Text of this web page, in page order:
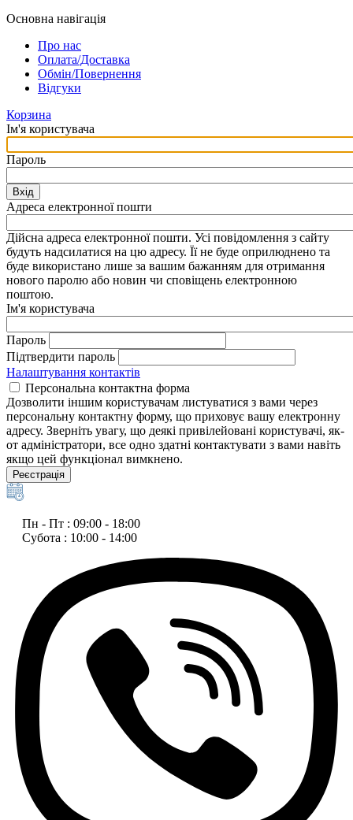
Основна навігація
Про нас
Оплата/Доставка
Обмін/Повернення
Відгуки
Корзина
Ім'я користувача
Пароль
Вхід
Адреса електронної пошти
Дійсна адреса електронної пошти. Усі повідомлення з сайту
будуть надсилатися на цю адресу. Її не буде оприлюднено та
буде використано лише за вашим бажанням для отримання
нового паролю або новин чи сповіщень електронною
поштою.
Ім'я користувача
Пароль
Підтвердити пароль
Налаштування контактів
Персональна контактна форма
Дозволити іншим користувачам листуватися з вами через
персональну контактну форму, що приховує вашу електронну
адресу. Зверніть увагу, що деякі привілейовані користувачі, як-
от адміністратори, все одно здатні контактувати з вами навіть
якщо цей функціонал вимкнено.
Реєстрація
Пн - Пт : 09:00 - 18:00
Субота : 10:00 - 14:00